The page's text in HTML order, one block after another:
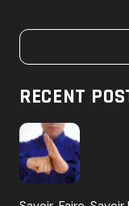
Rechercher
RECENT